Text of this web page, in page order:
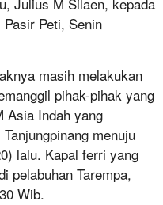
Peti, Senin
masih melakukan
pihak-pihak yang
Asia Indah yang
menuju
lalu. Kapal ferri yang
pelabuhan Tarempa,
Wib.